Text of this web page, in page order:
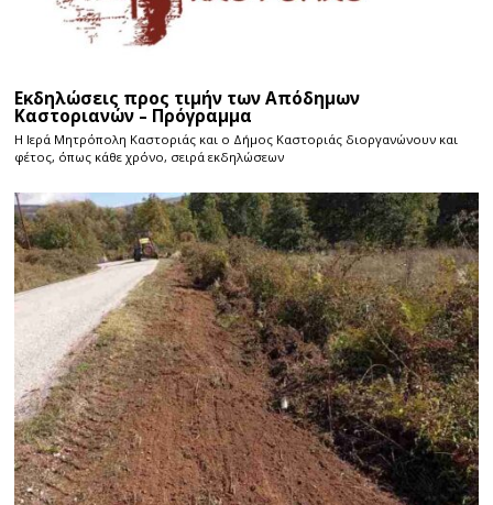
Εκδηλώσεις προς τιμήν των Απόδημων
Καστοριανών – Πρόγραμμα
Η Ιερά Μητρόπολη Καστοριάς και ο Δήμος Καστοριάς διοργανώνουν και
φέτος, όπως κάθε χρόνο, σειρά εκδηλώσεων